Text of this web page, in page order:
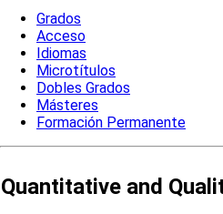
Grados
Acceso
Idiomas
Microtítulos
Dobles Grados
Másteres
Formación Permanente
Quantitative and